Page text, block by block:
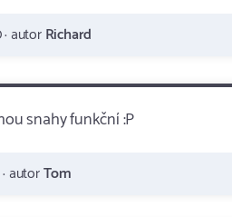
· autorRichard
snahy funkční :P
autorTom